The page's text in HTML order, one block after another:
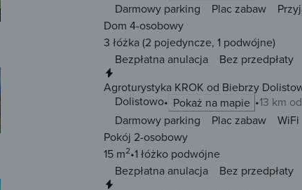
Darmowy parking
Plac zabaw
Dom 4-osobowy
3 łóżka(2 pojedyncze, 1 podwójne)
Bezpłatna anulacja
Bez przedpłaty
Agroturystyka KROK od Biebrzy
Dolistowo
Pokaż na mapie 13 km
Darmowy parking Plac zabaw
WiFi
Pokój 2-osobowy
15 m2 1 łóżko podwójne
Bezpłatna anulacja
Bez przedpłaty